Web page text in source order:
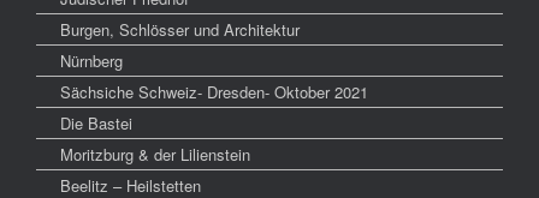
Burgen, Schlösser und Architektur
Nürnberg
Sächsiche Schweiz- Dresden- Oktober 2021
Die Bastei
Moritzburg & der Lilienstein
Beelitz – Heilstetten